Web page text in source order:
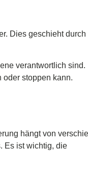
Dies geschieht
verantwortlich sind.
oder stoppen kann.
hängt von
Es ist wichtig, die